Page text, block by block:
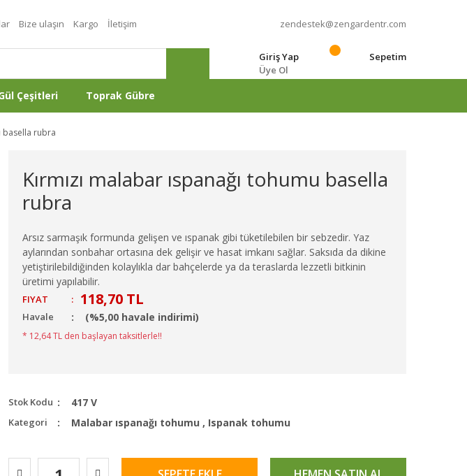
Bize ulaşın Kargo İletişim zendestek@zengardentr.com
Giriş Yap
Üye Ol
Sepetim
Çeşitleri Toprak Gübre
basella rubra
Kırmızı malabar ıspanağı tohumu basella
rubra
Arsız sarmaşık formunda gelişen ve ıspanak gibi tüketilebilen bir sebzedir. Yaz
aylarından sonbahar ortasına dek gelişir ve hasat imkanı sağlar. Saksıda da dikine
yetiştirilebildiğinden kolaylıkla dar bahçelerde ya da teraslarda lezzetli bitkinin
üretimi yapılabilir.
FIYAT : 118,70 TL
Havale (%5,00 havale indirimi)
* 12,64 TL den başlayan taksitlerle!!
Stok Kodu 417 V
Kategori Malabar ıspanağı tohumu , Ispanak tohumu